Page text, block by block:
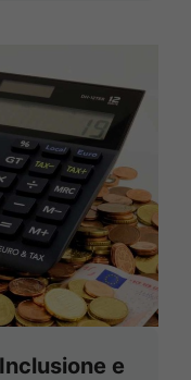
e